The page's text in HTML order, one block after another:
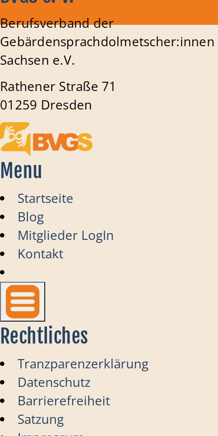
Berufsverband der
Gebärdensprachdolmetscher:innen
Sachsen e.V.
Rathener Straße 71
01259 Dresden
Menu
Startseite
Blog
Mitglieder LogIn
Kontakt
Rechtliches
Tranzparenzerklärung
Datenschutz
Barrierefreiheit
Satzung